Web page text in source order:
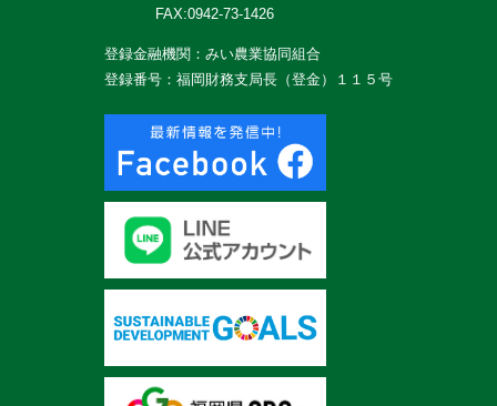
FAX:0942-73-1426
登録金融機関：みい農業協同組合
登録番号：福岡財務支局長（登金）１１５号